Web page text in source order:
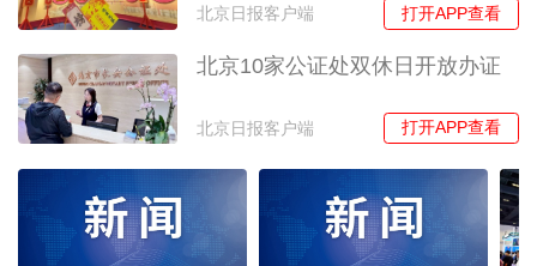
北京日报客户端 打开APP查看
北京10家公证处双休日开放办证
北京日报客户端 打开APP查看